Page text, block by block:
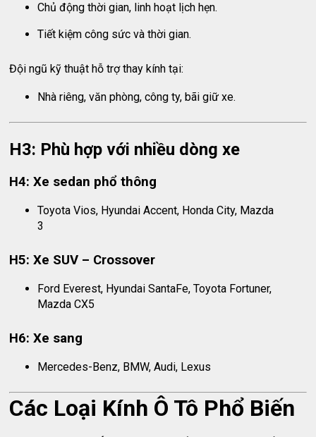
Chủ động thời gian, linh hoạt lịch hẹn.
Tiết kiệm công sức và thời gian.
Đội ngũ kỹ thuật hỗ trợ thay kính tại:
Nhà riêng, văn phòng, công ty, bãi giữ xe.
H3: Phù hợp với nhiều dòng xe
H4: Xe sedan phổ thông
Toyota Vios, Hyundai Accent, Honda City, Mazda
3
H5: Xe SUV – Crossover
Ford Everest, Hyundai SantaFe, Toyota Fortuner,
Mazda CX5
H6: Xe sang
Mercedes-Benz, BMW, Audi, Lexus
Các Loại Kính Ô Tô Phổ Biến